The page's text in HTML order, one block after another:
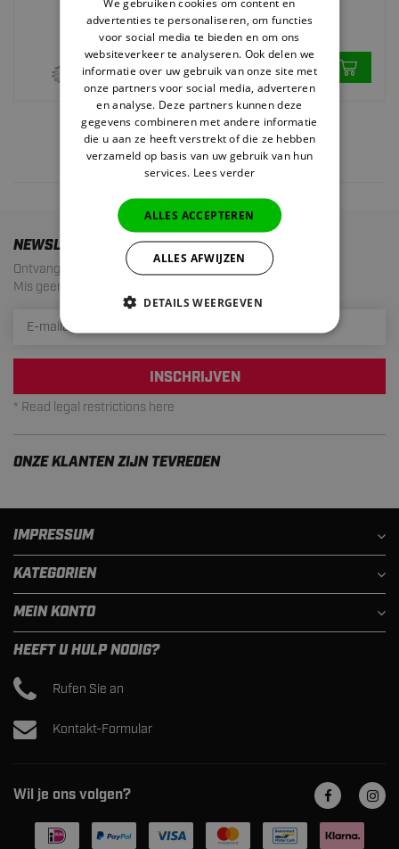
Shakebeker - 700ml - Roze
3,45 2.75
Auf Lager
4 results
NEWSLETTER
Ontvang de laatste aanbiedingen en acties!
Mis geen enkele actie meer. Maximaal 1 mail per maand.
INSCHRIJVEN
* Read legal restrictions here
ONZE KLANTEN ZIJN TEVREDEN
IMPRESSUM
KATEGORIEN
MEIN KONTO
HEEFT U HULP NODIG?
Rufen Sie an
Kontakt-Formular
Wil je ons volgen?
advertenties te personaliseren, om functies
voor social media te bieden en om ons
websiteverkeer te analyseren. Ook delen we
informatie over uw gebruik van onze site met
onze partners voor social media, adverteren
en analyse. Deze partners kunnen deze
gegevens combineren met andere informatie
die u aan ze heeft verstrekt of die ze hebben
verzameld op basis van uw gebruik van hun
services. Lees verder
ALLES ACCEPTEREN
ALLES AFWIJZEN
DETAILS WEERGEVEN